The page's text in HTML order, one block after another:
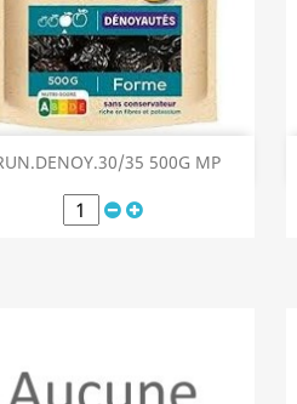
35 500G MP
Aperçu rapide